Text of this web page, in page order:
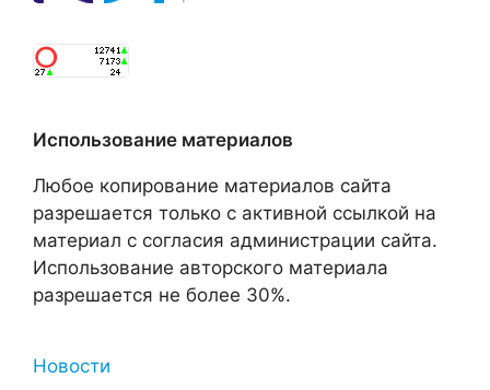
Использование материалов
Любое копирование материалов сайта
разрешается только с активной ссылкой на
материал с согласия администрации сайта.
Использование авторского материала
разрешается не более 30%.
Новости